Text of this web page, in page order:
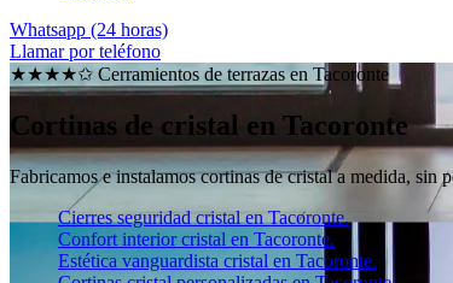
Whatsapp (24 horas)
Llamar por teléfono
★★★★✩ Cerramientos de terrazas en Tacoronte
Cortinas de cristal en Tacoronte
Fabricamos e instalamos cortinas de cristal a medida,
Cierres seguridad cristal en Tacoronte.
Confort interior cristal en Tacoronte.
Estética vanguardista cristal en Tacoronte.